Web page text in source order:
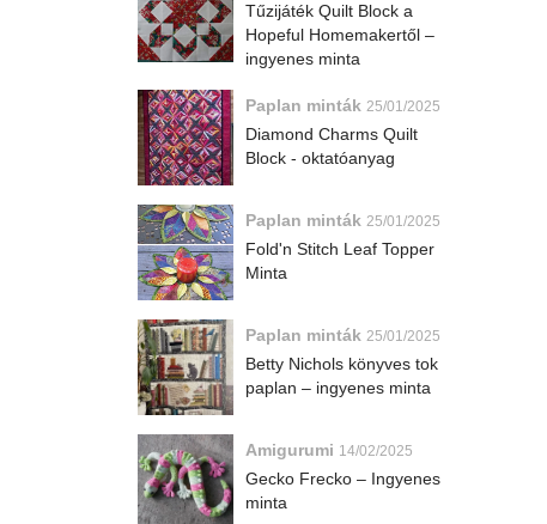
Tűzijáték Quilt Block a
Hopeful Homemakertől –
ingyenes minta
Paplan minták 25/01/2025
Diamond Charms Quilt
Block - oktatóanyag
Paplan minták 25/01/2025
Fold'n Stitch Leaf Topper
Minta
Paplan minták 25/01/2025
Betty Nichols könyves tok
paplan – ingyenes minta
Amigurumi 14/02/2025
Gecko Frecko – Ingyenes
minta